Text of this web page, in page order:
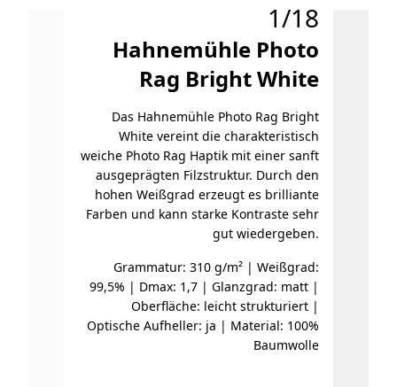
1/18
Hahnemühle Photo
Rag Bright White
Das Hahnemühle Photo Rag Bright
White vereint die charakteristisch
weiche Photo Rag Haptik mit einer sanft
ausgeprägten Filzstruktur. Durch den
hohen Weißgrad erzeugt es brilliante
Farben und kann starke Kontraste sehr
gut wiedergeben.
Grammatur: 310 g/m² | Weißgrad:
99,5% | Dmax: 1,7 | Glanzgrad: matt |
Oberfläche: leicht strukturiert |
Optische Aufheller: ja | Material: 100%
Baumwolle